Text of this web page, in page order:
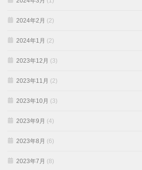
2024年2月 (2)
2024年1月 (2)
2023年12月 (3)
2023年11月 (2)
2023年10月 (3)
2023年9月 (4)
2023年8月 (6)
2023年7月 (8)